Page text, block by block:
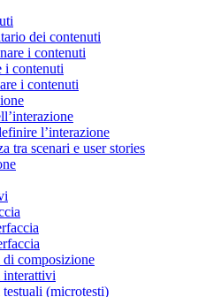
dei contenuti
i contenuti
i contenuti
i contenuti
l’interazione
tra scenari e user stories
composizione
interattivi
(microtesti)